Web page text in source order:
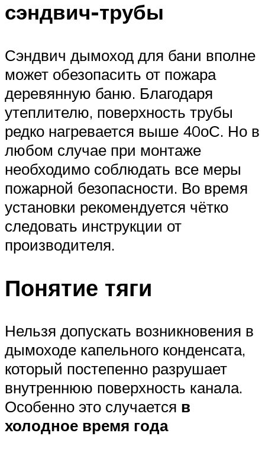
сэндвич-трубы
Сэндвич дымоход для бани вполне
может обезопасить от пожара
деревянную баню. Благодаря
утеплителю, поверхность трубы
редко нагревается выше 40оС. Но в
любом случае при монтаже
необходимо соблюдать все меры
пожарной безопасности. Во время
установки рекомендуется чётко
следовать инструкции от
производителя.
Понятие тяги
Нельзя допускать возникновения в
дымоходе капельного конденсата,
который постепенно разрушает
внутреннюю поверхность канала.
Особенно это случается в
холодное время года